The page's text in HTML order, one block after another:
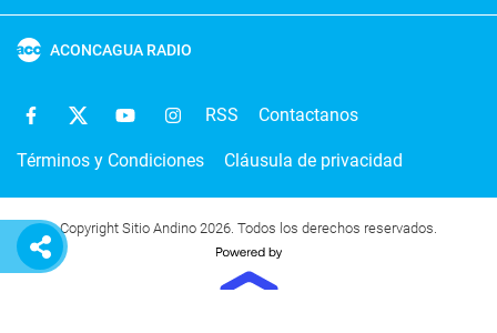
ACONCAGUA RADIO
RSS Contactanos
Términos y Condiciones Cláusula de privacidad
Copyright Sitio Andino 2026. Todos los derechos reservados.